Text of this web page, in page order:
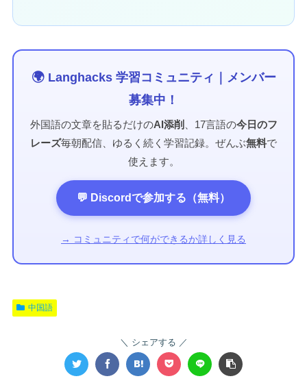
🌍 Langhacks 学習コミュニティ｜メンバー
募集中！
外国語の文章を貼るだけのAI添削 、17言語の今日のフ
レーズ毎朝配信、ゆるく続く学習記録。ぜんぶ無料で
使えます。
💬 Discordで参加する（無料）
→ コミュニティで何ができるか詳しく見る
中国語
シェアする